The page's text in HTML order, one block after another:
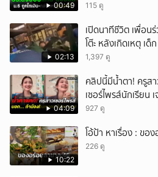
00:49 115 ดู
02:13
เปิดนาทีชีวิต เพื่อน
โต๊ะ หลังเกิดเหตุ เด็
เทพศิรินทร์นนท์ แบ
1,397 ดู
04:09
คลิปนี้มีน้ำตา! ครูส
เซอร์ไพรส์นักเรียน
w
927 ดู
10:22
โอ้ป้า หาเรื่อง : ขอ
226 ดู